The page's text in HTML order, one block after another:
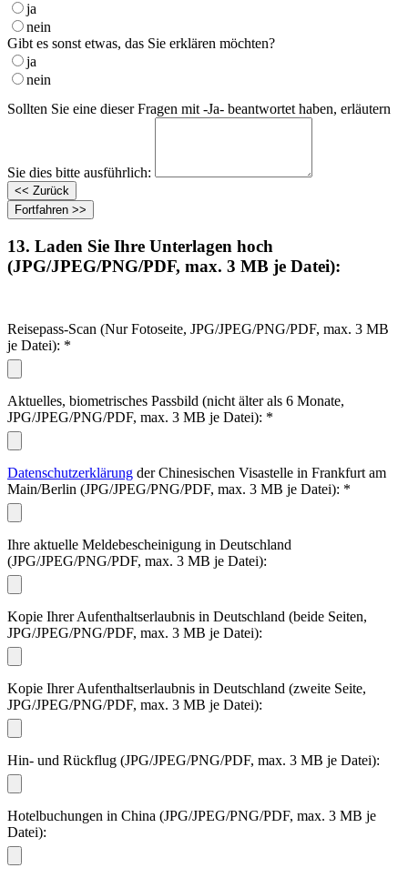
ja
nein
Gibt es sonst etwas, das Sie erklären möchten?
ja
nein
Sollten Sie eine dieser Fragen mit -Ja- beantwortet haben, erläutern
Sie dies bitte ausführlich:
13. Laden Sie Ihre Unterlagen hoch
(JPG/JPEG/PNG/PDF, max. 3 MB je Datei):
Reisepass-Scan (Nur Fotoseite, JPG/JPEG/PNG/PDF, max. 3 MB
je Datei): *
Aktuelles, biometrisches Passbild (nicht älter als 6 Monate,
JPG/JPEG/PNG/PDF, max. 3 MB je Datei): *
Datenschutzerklärung der Chinesischen Visastelle in Frankfurt am
Main/Berlin (JPG/JPEG/PNG/PDF, max. 3 MB je Datei): *
Ihre aktuelle Meldebescheinigung in Deutschland
(JPG/JPEG/PNG/PDF, max. 3 MB je Datei):
Kopie Ihrer Aufenthaltserlaubnis in Deutschland (beide Seiten,
JPG/JPEG/PNG/PDF, max. 3 MB je Datei):
Kopie Ihrer Aufenthaltserlaubnis in Deutschland (zweite Seite,
JPG/JPEG/PNG/PDF, max. 3 MB je Datei):
Hin- und Rückflug (JPG/JPEG/PNG/PDF, max. 3 MB je Datei):
Hotelbuchungen in China (JPG/JPEG/PNG/PDF, max. 3 MB je
Datei):